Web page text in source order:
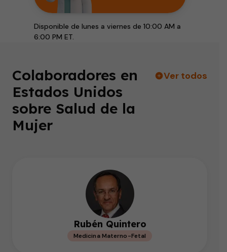
Disponible de lunes a viernes de 10:00 AM a
6:00 PM ET.
Colaboradores en
Estados Unidos
sobre Salud de la
Mujer
Ver todos
Rubén Quintero
Medicina Materno-Fetal